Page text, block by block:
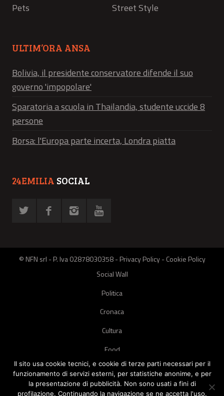
Pets
Street Style
ULTIM’ORA ANSA
Bolivia, il presidente conservatore difende il suo
governo 'impopolare'
Sparatoria a scuola in Thailandia, studente uccide 8
persone
Borsa: l'Europa parte incerta, Londra piatta
24EMILIA SOCIAL
© NFN srl - P. Iva 02878030358 -Privacy Policy-Cookie Policy
Social Wall
Politica
Cronaca
Cultura
Food
Green
Pets
Il sito usa cookie tecnici, e cookie di terze parti necessari per il
funzionamento di servizi esterni, per statistiche anonime, e per
la presentazione di pubblicità. Non sono usati a fini di
profilazione. Continuando la navigazione se ne accetta l'uso.